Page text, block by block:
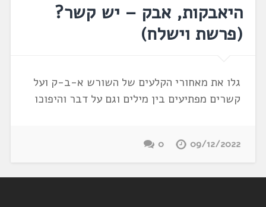
היאבקות, אבק – יש קשר?
(פרשת וישלח)
גלו את מאחורי הקלעים של השורש א-ב-ק ועל
קשרים מפתיעים בין מילים וגם על דבר והיפוכו
09/12/2022
0